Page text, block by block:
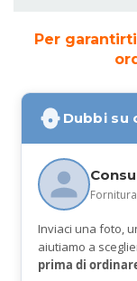
Per
Dubbi su
Inviaci una foto,
aiutiamo a
prima di